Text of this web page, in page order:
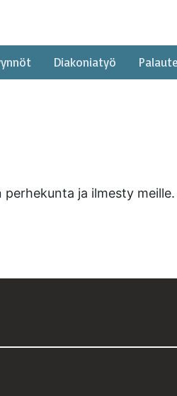
Diakoniatyö Palaute
ja ilmesty